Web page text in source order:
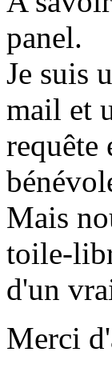
panel.
Je suis
mail et
requête
Mais
toile-
d'un
Merci